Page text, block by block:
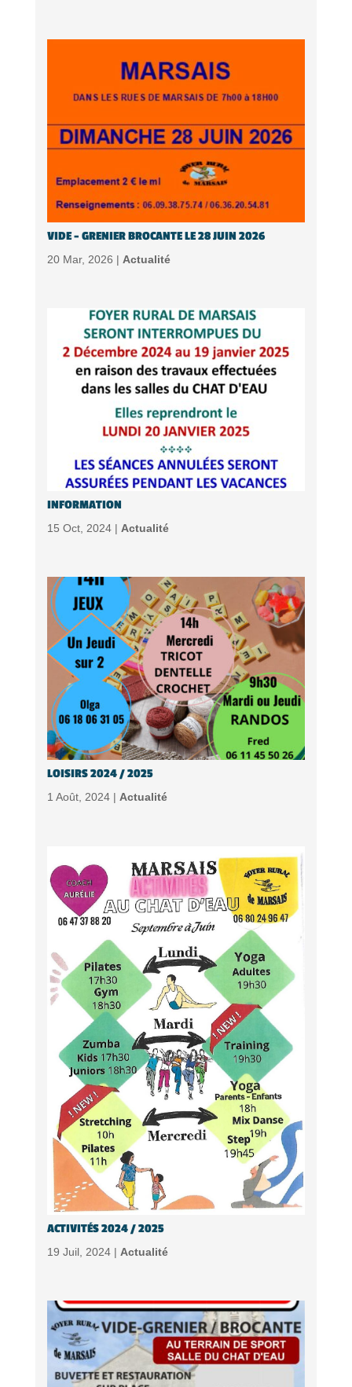
VIDE – GRENIER BROCANTE LE 28 JUIN 2026
20 Mar, 2026 | Actualité
INFORMATION
15 Oct, 2024 | Actualité
LOISIRS 2024 / 2025
1 Août, 2024 | Actualité
ACTIVITÉS 2024 / 2025
19 Juil, 2024 | Actualité